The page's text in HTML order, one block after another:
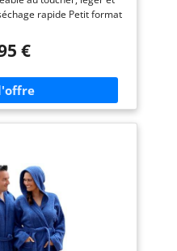
rapide Petit format
comme peignoir de
thermal ou sauna Facile
la norme OEKO-TEX
en coton certifié
bel aspect et est idéal
être Blanc - Taille M -
: environ 112 cm
€